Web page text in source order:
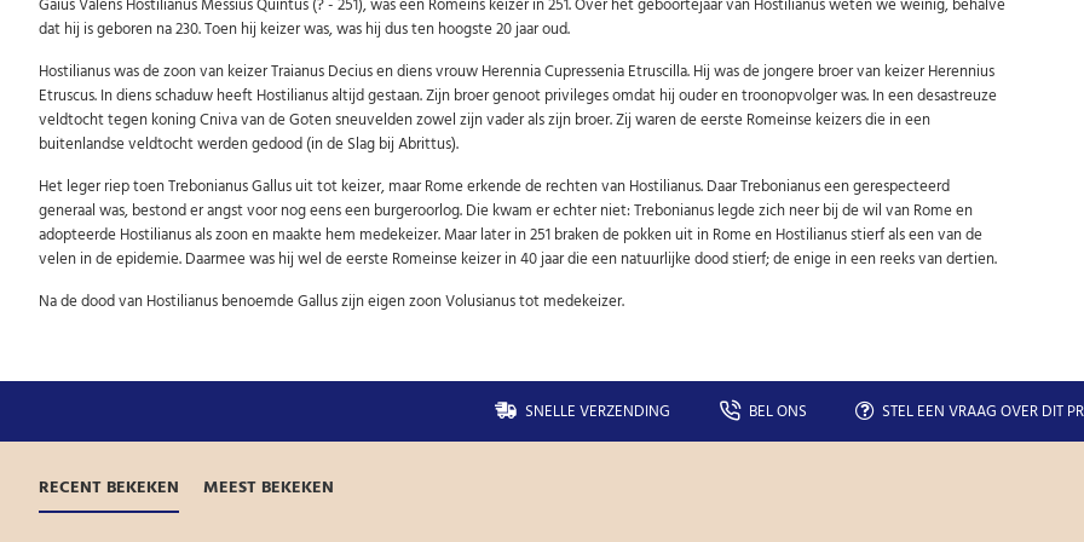
Gaius Valens Hostilianus Messius Quintus (? - 251), was een Romeins keizer in 251. Over het geboortejaar van Hostilianus weten we weinig, behalve
dat hij is geboren na 230. Toen hij keizer was, was hij dus ten hoogste 20 jaar oud.
Hostilianus was de zoon van keizer Traianus Decius en diens vrouw Herennia Cupressenia Etruscilla. Hij was de jongere broer van keizer Herennius
Etruscus. In diens schaduw heeft Hostilianus altijd gestaan. Zijn broer genoot privileges omdat hij ouder en troonopvolger was. In een desastreuze
veldtocht tegen koning Cniva van de Goten sneuvelden zowel zijn vader als zijn broer. Zij waren de eerste Romeinse keizers die in een
buitenlandse veldtocht werden gedood (in de Slag bij Abrittus).
Het leger riep toen Trebonianus Gallus uit tot keizer, maar Rome erkende de rechten van Hostilianus. Daar Trebonianus een gerespecteerd
generaal was, bestond er angst voor nog eens een burgeroorlog. Die kwam er echter niet: Trebonianus legde zich neer bij de wil van Rome en
adopteerde Hostilianus als zoon en maakte hem medekeizer. Maar later in 251 braken de pokken uit in Rome en Hostilianus stierf als een van de
velen in de epidemie. Daarmee was hij wel de eerste Romeinse keizer in 40 jaar die een natuurlijke dood stierf; de enige in een reeks van dertien.
Na de dood van Hostilianus benoemde Gallus zijn eigen zoon Volusianus tot medekeizer.
SNELLE VERZENDING BEL ONS STEL EEN VRAAG OVER DIT
RECENT BEKEKEN MEEST BEKEKEN